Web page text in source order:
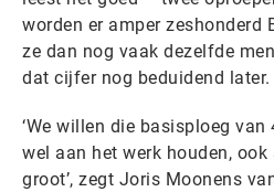
worden er amper zeshonderd
ze dan nog vaak dezelfde
dat cijfer nog beduidend later.
‘We willen die basisploeg
wel aan het werk houden,
groot’, zegt Joris Moonens